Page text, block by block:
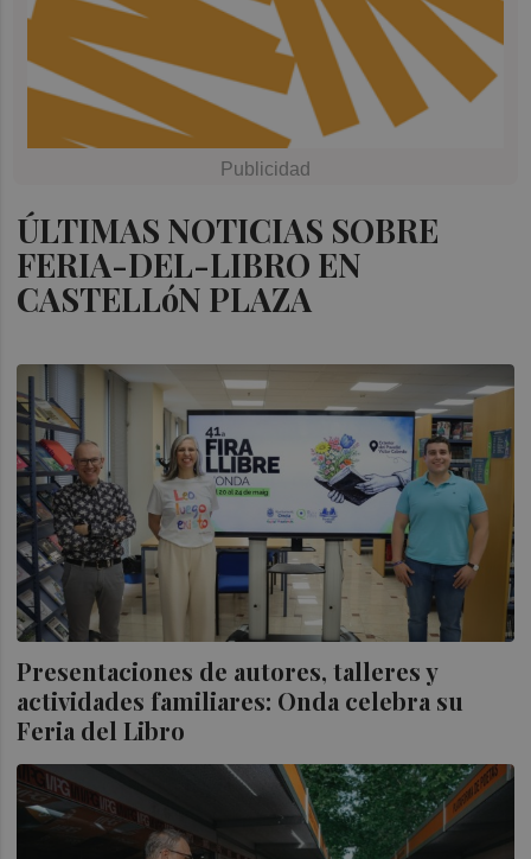
ÚLTIMAS NOTICIAS SOBRE
FERIA-DEL-LIBRO EN
CASTELLóN PLAZA
Presentaciones de autores, talleres y
actividades familiares: Onda celebra su
Feria del Libro